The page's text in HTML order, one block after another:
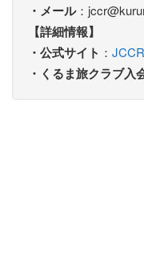
・メール：
【詳細情報】
・公式サイト ：
・くるま旅クラブ入